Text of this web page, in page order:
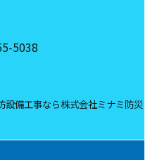
5038
備工事なら株式会社ミナミ防災